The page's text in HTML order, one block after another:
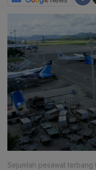
Sejumlah pesawat